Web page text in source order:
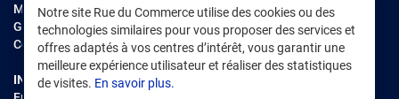
Notre site Rue du Commerce utilise des cookies ou des
technologies similaires pour vous proposer des services et
offres adaptés à vos centres d’intérêt, vous garantir une
meilleure expérience utilisateur et réaliser des statistiques
de visites. En savoir plus.
Modes de règlements
Garantie et retours
Contacter Rue du Commerce
INFORMATIONS LÉGALES